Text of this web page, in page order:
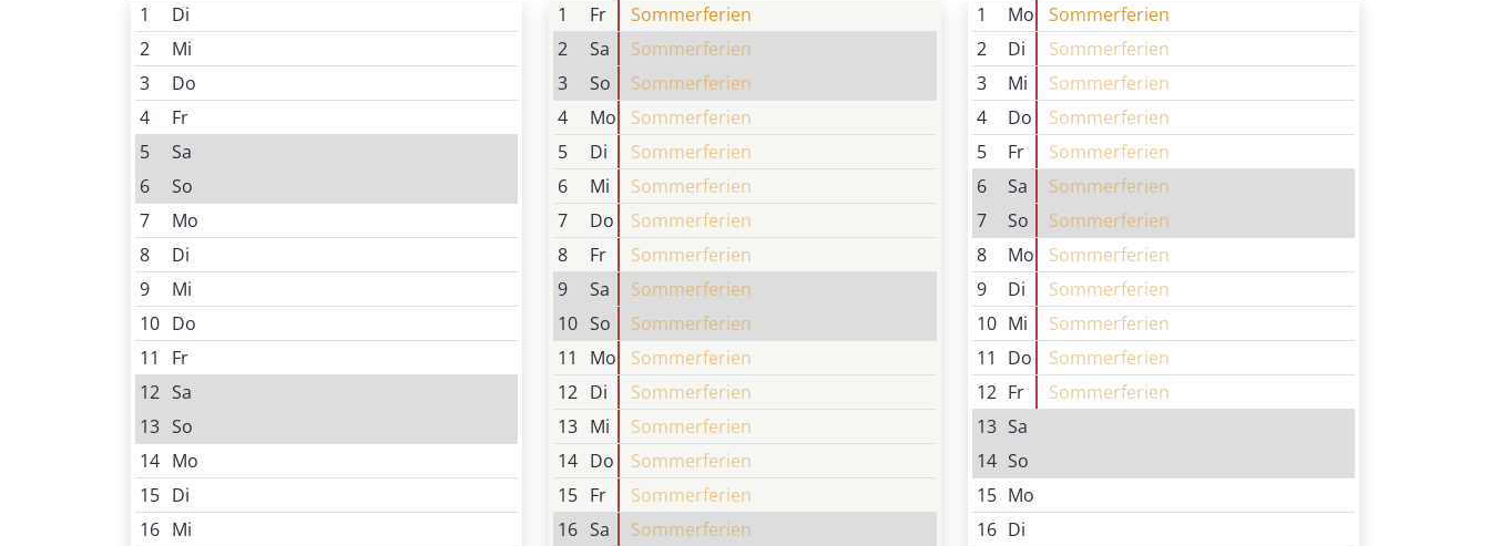
Für Schüler:innen
Bundesfreiwilligendienst
Schulkindergarten
Sonderpädagogischer Dienst
1
Di
2
Mi
3
Do
4
Fr
5
Sa
6
So
7
Mo
8
Di
9
Mi
10 Do
11
Fr
12 Sa
13 So
14 Mo
15 Di
16 Mi
1 Fr
Sommerferien
2
Sa
Sommerferien
3
So
Sommerferien
4
Mo
Sommerferien
5
Di
Sommerferien
6
Mi
Sommerferien
7
Do
Sommerferien
8
Fr
Sommerferien
9
Sa
Sommerferien
10 So
Sommerferien
11
Mo
Sommerferien
12 Di
Sommerferien
13 Mi
Sommerferien
14 Do
Sommerferien
15 Fr
Sommerferien
16 Sa
Sommerferien
1 Mo
Sommerferien
2
Di
Sommerferien
3
Mi
Sommerferien
4
Do
Sommerferien
5
Fr
Sommerferien
6
Sa
Sommerferien
7
So
Sommerferien
8
Mo
Sommerferien
9
Di
Sommerferien
10 Mi
Sommerferien
11
Do
Sommerferien
12 Fr
Sommerferien
13 Sa
14 So
15 Mo
16 Di